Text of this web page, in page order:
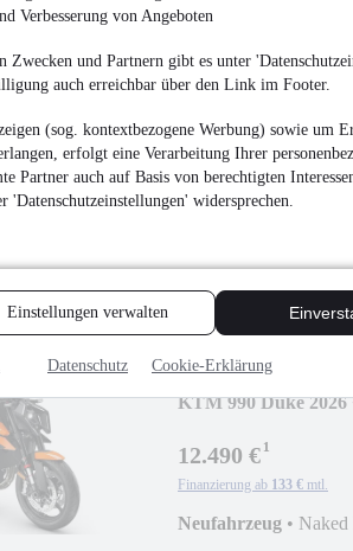
Verbesserung von Angeboten
und Partnern gibt es unter
auch erreichbar über den Link im Footer.
(sog. kontextbezogene Werbung) sowie um
erfolgt eine Verarbeitung Ihrer
Partner auch auf Basis von berechtigten
widersprechen.
Einstellungen verwalten
Datenschutz Cookie-Erklärung
KTM 1390 Super
21.485 €¹
Finanzierung ab
KTM 990 Duke 2026
12.490 €¹
Finanzierung ab 133 € mtl.
Neufahrzeug •